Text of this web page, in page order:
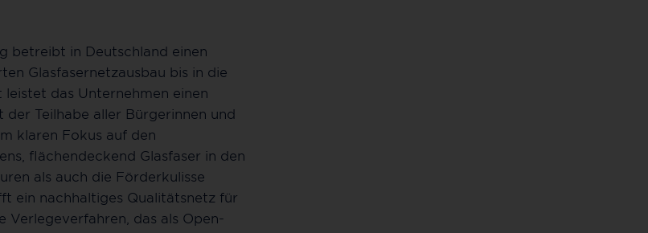
betreibt in Deutschland einen
Glasfasernetzausbau bis in die
das Unternehmen einen
Teilhabe aller Bürgerinnen und
klaren Fokus auf den
flächendeckend Glasfaser in den
als auch die Förderkulisse
ein nachhaltiges Qualitätsnetz für
das als Open-